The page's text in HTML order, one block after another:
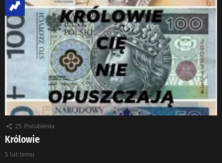
25 Polubienia
Królowie
5 lat temu